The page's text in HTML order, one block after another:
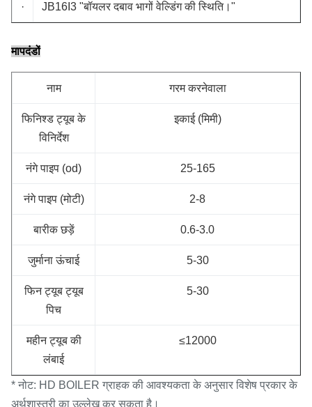
· JB16I3 "बॉयलर दबाव भागों वेल्डिंग की स्थिति।"
मापदंडों
नाम गरम करनेवाला
फिनिश्ड ट्यूब के
विनिर्देश
इकाई (मिमी)
नंगे पाइप (od) 25-165
नंगे पाइप (मोटी) 2-8
बारीक छड़ें 0.6-3.0
जुर्माना ऊंचाई 5-30
फिन ट्यूब ट्यूब
पिच
5-30
महीन ट्यूब की
लंबाई
≤12000
* नोट: HD BOILER ग्राहक की आवश्यकता के अनुसार विशेष प्रकार के
अर्थशास्त्री का उल्लेख कर सकता है।